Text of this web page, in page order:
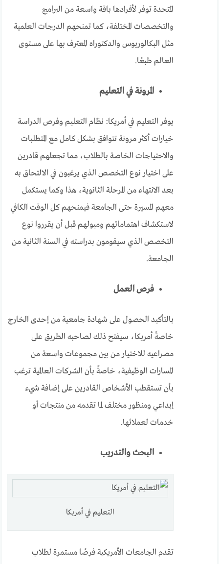
المتحدة توفر لأفرادها باقة واسعة من البرامج
والتخصصات المختلفة، كما تمنحهم الدرجات العلمية
مثل البكالوريوس والدكتوراه المعترف بها على مستوى
العالم طبعًا.
المرونة في التعليم
يوفر التعليم في أمريكا: نظام التعليم وفرص الدراسة
خيارات أكثر مرونة تتوافق بشكل كامل مع المتطلبات
والاحتياجات الخاصة بالطلاب، مما تجعلهم قادرين
على اختيار نوع التخصص الذي يرغبون في الالتحاق به
بعد الانتهاء من المرحلة الثانوية، هذا وكما يستكمل
معهم المسيرة حتى الجامعة فيمنحهم كل الوقت الكافي
لاستكشاف اهتماماتهم وميولهم قبل أن يقرروا نوع
التخصص الذي سيقومون بدراسته في السنة الثانية من
الجامعة.
فرص العمل
بالتأكيد الحصول على شهادة جامعية من إحدى الخارج
خاصةً أمريكا، سيفتح ذلك لصاحبه الطريق على
مصراعيه للاختيار من بين مجموعات واسعة من
المسارات الوظيفية، خاصةً بأن الشركات العالمية ترغب
بأن تستقطب الأشخاص القادرين على إضافة شيء
إبداعي ومنظور مختلف لما تقدمه من منتجات أو
خدمات لعملائها.
البحث والتدريب
التعليم في أمريكا
تقدم الجامعات الأمريكية فرصًا مستمرة لطلاب